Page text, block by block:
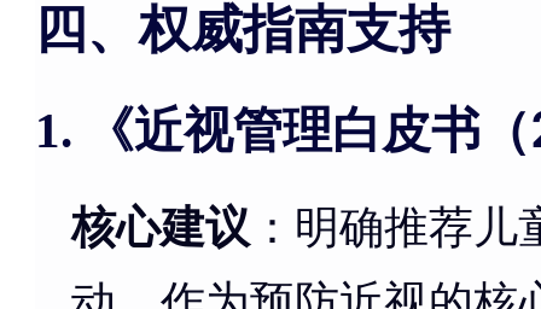
四、权威指南支持
1. 《近视管理白皮书
核心建议 ：明确推荐